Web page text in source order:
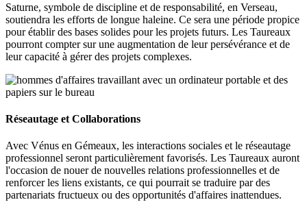
Saturne, symbole de discipline et de responsabilité, en Verseau,
soutiendra les efforts de longue haleine. Ce sera une période propice
pour établir des bases solides pour les projets futurs. Les Taureaux
pourront compter sur une augmentation de leur persévérance et de
leur capacité à gérer des projets complexes.
Réseautage et Collaborations
Avec Vénus en Gémeaux, les interactions sociales et le réseautage
professionnel seront particulièrement favorisés. Les Taureaux auront
l'occasion de nouer de nouvelles relations professionnelles et de
renforcer les liens existants, ce qui pourrait se traduire par des
partenariats fructueux ou des opportunités d'affaires inattendues.